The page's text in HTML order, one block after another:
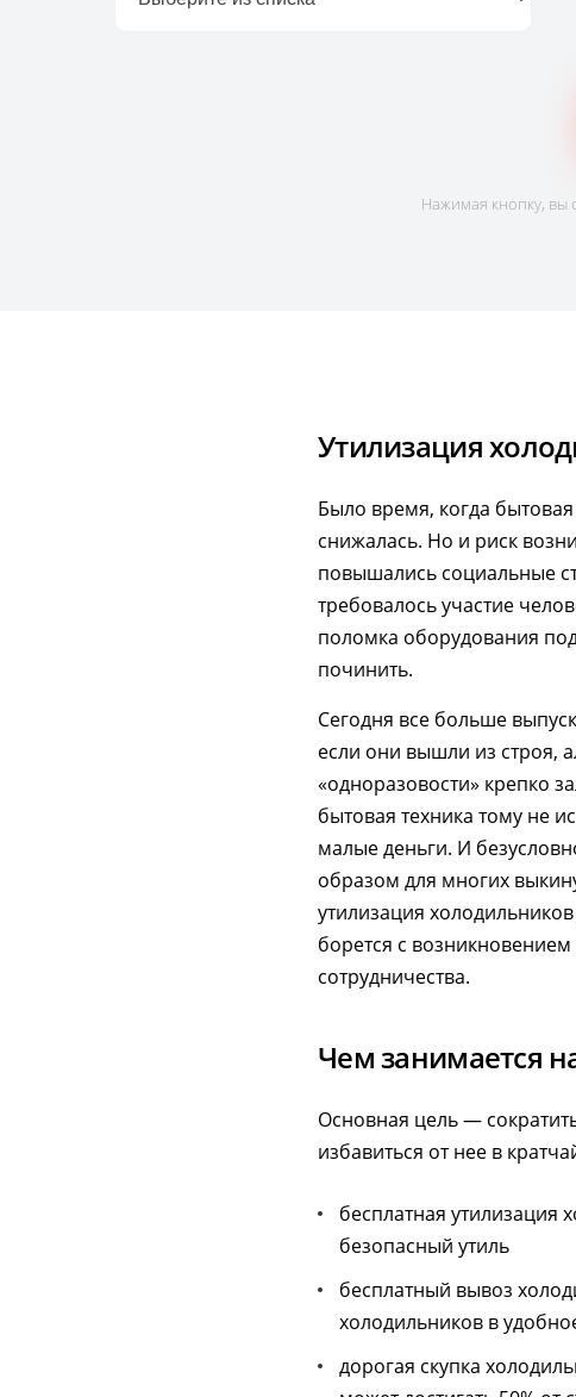
Нажимая кнопку, вы
Утилизация
Было время, когда
снижалась. Но и риск
повышались социальные
требовалось участие
поломка оборудования
починить.
Сегодня все больше
если они вышли из строя,
«одноразовости» крепко
бытовая техника тому не
малые деньги. И
образом для многих
утилизация
борется с
сотрудничества.
Чем занимается
Основная цель —
избавиться от нее в
бесплатная
безопасный утиль
бесплатный вывоз
холодильников в
дорогая скупка